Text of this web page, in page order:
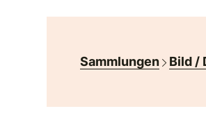
Sammlungen Bild /